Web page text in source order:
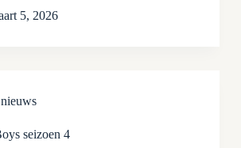
5, 2026
seizoen 4